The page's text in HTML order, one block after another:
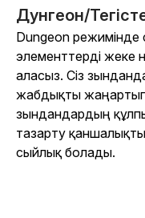
Дунгеон/
Dungeon режимінде
элементтерді жеке
аласыз. Сіз
жабдықты
зындандардың
тазарту
сыйлық болады.